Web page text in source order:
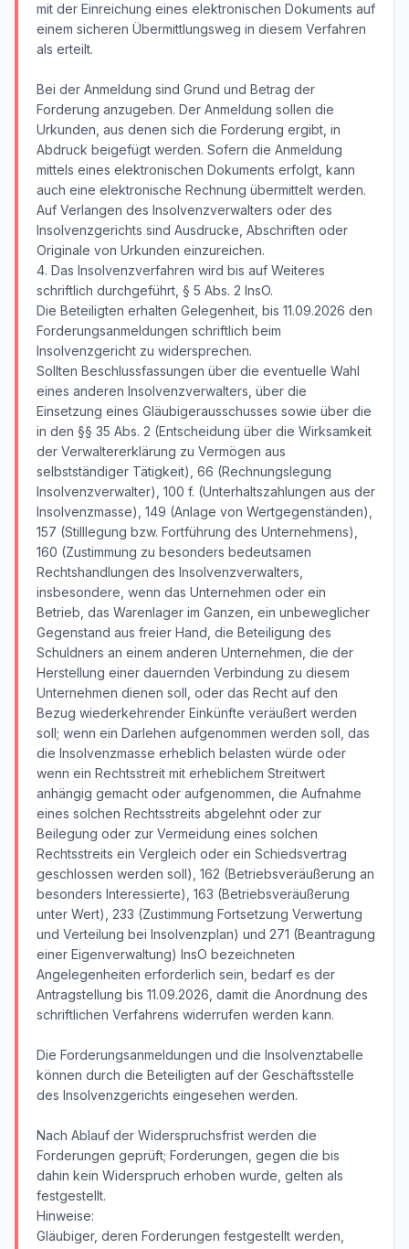
mit der Einreichung eines elektronischen Dokuments auf
einem sicheren Übermittlungsweg in diesem Verfahren
als erteilt.
Bei der Anmeldung sind Grund und Betrag der
Forderung anzugeben. Der Anmeldung sollen die
Urkunden, aus denen sich die Forderung ergibt, in
Abdruck beigefügt werden. Sofern die Anmeldung
mittels eines elektronischen Dokuments erfolgt, kann
auch eine elektronische Rechnung übermittelt werden.
Auf Verlangen des Insolvenzverwalters oder des
Insolvenzgerichts sind Ausdrucke, Abschriften oder
Originale von Urkunden einzureichen.
4. Das Insolvenzverfahren wird bis auf Weiteres
schriftlich durchgeführt, § 5 Abs. 2 InsO.
Die Beteiligten erhalten Gelegenheit, bis 11.09.2026 den
Forderungsanmeldungen schriftlich beim
Insolvenzgericht zu widersprechen.
Sollten Beschlussfassungen über die eventuelle Wahl
eines anderen Insolvenzverwalters, über die
Einsetzung eines Gläubigerausschusses sowie über die
in den §§ 35 Abs. 2 (Entscheidung über die Wirksamkeit
der Verwaltererklärung zu Vermögen aus
selbstständiger Tätigkeit), 66 (Rechnungslegung
Insolvenzverwalter), 100 f. (Unterhaltszahlungen aus der
Insolvenzmasse), 149 (Anlage von Wertgegenständen),
157 (Stilllegung bzw. Fortführung des Unternehmens),
160 (Zustimmung zu besonders bedeutsamen
Rechtshandlungen des Insolvenzverwalters,
insbesondere, wenn das Unternehmen oder ein
Betrieb, das Warenlager im Ganzen, ein unbeweglicher
Gegenstand aus freier Hand, die Beteiligung des
Schuldners an einem anderen Unternehmen, die der
Herstellung einer dauernden Verbindung zu diesem
Unternehmen dienen soll, oder das Recht auf den
Bezug wiederkehrender Einkünfte veräußert werden
soll; wenn ein Darlehen aufgenommen werden soll, das
die Insolvenzmasse erheblich belasten würde oder
wenn ein Rechtsstreit mit erheblichem Streitwert
anhängig gemacht oder aufgenommen, die Aufnahme
eines solchen Rechtsstreits abgelehnt oder zur
Beilegung oder zur Vermeidung eines solchen
Rechtsstreits ein Vergleich oder ein Schiedsvertrag
geschlossen werden soll), 162 (Betriebsveräußerung an
besonders Interessierte), 163 (Betriebsveräußerung
unter Wert), 233 (Zustimmung Fortsetzung Verwertung
und Verteilung bei Insolvenzplan) und 271 (Beantragung
einer Eigenverwaltung) InsO bezeichneten
Angelegenheiten erforderlich sein, bedarf es der
Antragstellung bis 11.09.2026, damit die Anordnung des
schriftlichen Verfahrens widerrufen werden kann.
Die Forderungsanmeldungen und die Insolvenztabelle
können durch die Beteiligten auf der Geschäftsstelle
des Insolvenzgerichts eingesehen werden.
Nach Ablauf der Widerspruchsfrist werden die
Forderungen geprüft; Forderungen, gegen die bis
dahin kein Widerspruch erhoben wurde, gelten als
festgestellt.
Hinweise:
Gläubiger, deren Forderungen festgestellt werden,